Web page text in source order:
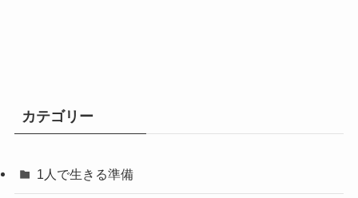
カテゴリー
1人で生きる準備